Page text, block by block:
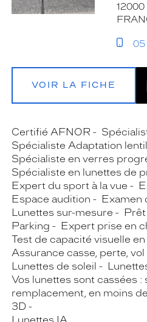
12000
05
VOIR LA FICHE
Certifié AFNOR
Spécialiste Adaptation
Spécialiste en verres
Spécialiste en lunettes de
Expert du sport à la vue
Espace audition
Examen
Lunettes sur-mesure
Parking
Expert prise en
Test de capacité visuelle
Assurance casse, perte,
Lunettes de soleil
Vos lunettes sont cassées :
remplacement, en moins
3D